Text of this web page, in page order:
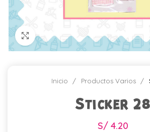
Click para agrandar
Inicio Productos Varios
Sticker 28
S/4.20